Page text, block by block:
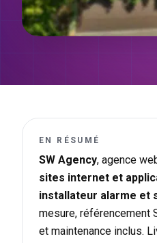
EN RÉSUMÉ
SW Agency, agence
sites internet et
installateur alarme et
mesure, référencement
et maintenance inclus.